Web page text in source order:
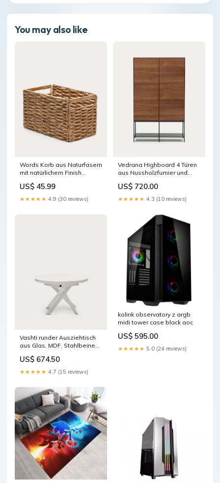
You may also like
Words Korb aus Naturfasern
mit natürlichem Finish
US$ 45.99
★★★★★ 4.9 (30 reviews)
Vedrana Highboard 4 Türen
aus Nussholzfurnier und
160 cm accessoire
US$ 720.00
★★★★★ 4.3 (10 reviews)
Vashti runder Ausziehtisch
aus Glas, MDF, Stahlbeine
Ø120(160)x120cm
Farbe_Transparent
US$ 674.50
★★★★★ 4.7 (15 reviews)
kolink observatory z argb
midi tower case black aoc
US$ 595.00
★★★★★ 5.0 (24 reviews)